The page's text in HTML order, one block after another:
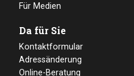
Für Medien
Da für Sie
Kontaktformular
Adressänderung
Online-Beratung